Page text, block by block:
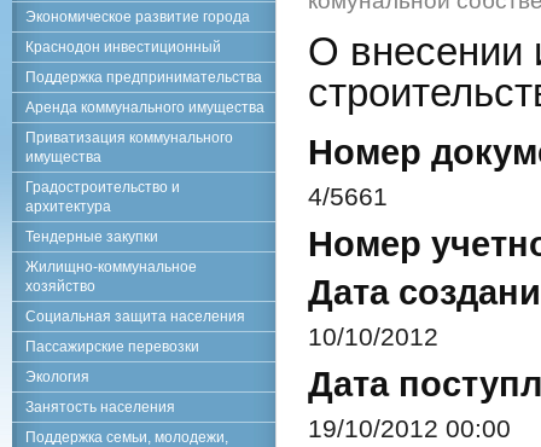
О внесении
Номер
4/5661
Номер
Дата
10/10/2012
Дата
19/10/2012 00:00
Экономическое развитие города
Краснодон инвестиционный
Поддержка предпринимательства
Аренда коммунального имущества
Приватизация коммунального
имущества
Градостроительство и
архитектура
Тендерные закупки
Жилищно-коммунальное
хозяйство
Социальная защита населения
Пассажирские перевозки
Экология
Занятость населения
Поддержка семьи, молодежи,